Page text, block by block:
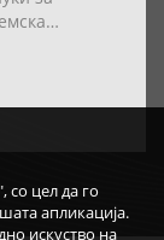
со цел да го
апликација.
искуство на
Honoris
улема Хаџи